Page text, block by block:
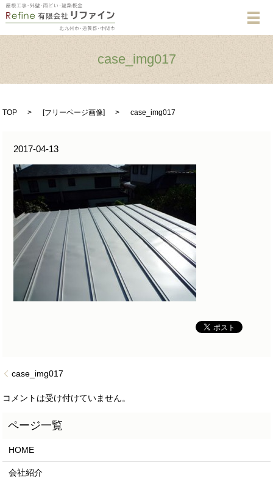
メ
case_img017
TOP [フリーページ画像] case_img017
2017-04-13
case_img017
コメントは受け付けていません。
HOME
会社紹介